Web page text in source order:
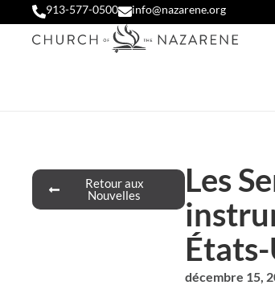
913-577-0500 info@nazarene.org
Retour aux
Nouvelles
Les
décembre 15,